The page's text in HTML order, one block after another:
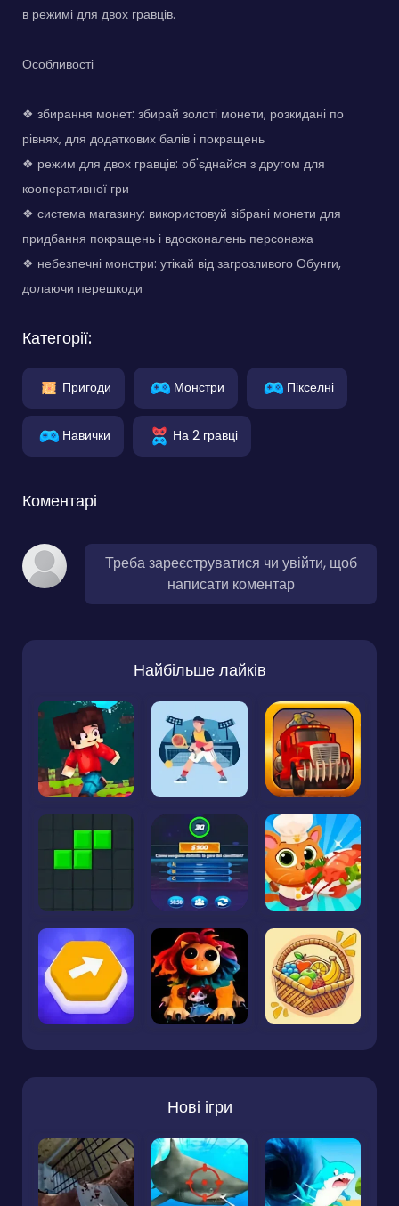
в режимі для двох гравців.
Особливості
❖ збирання монет: збирай золоті монети, розкидані по
рівнях, для додаткових балів і покращень
❖ режим для двох гравців: об'єднайся з другом для
кооперативної гри
❖ система магазину: використовуй зібрані монети для
придбання покращень і вдосконалень персонажа
❖ небезпечні монстри: утікай від загрозливого Обунги,
долаючи перешкоди
Категорії:
Пригоди Монстри Пікселні
Навички На 2 гравці
Коментарі
Треба зареєструватися чи увійти, щоб
написати коментар
Найбільше лайків
Нові ігри